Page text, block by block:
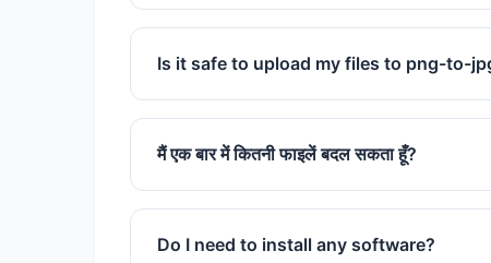
हालांकि JPG एक लॉस फॉर्मेट है, हम यह सुनिश्चित
करते हैं कि आपकी इमेज स्पष्ट बनी रहे।
Is it safe to upload my files to png-to-
Absolutely. We use SSL encryption
मैं एक बार में कितनी फाइलें बदल सकता हूँ?
आप एक ही बैच में एक साथ 20 PNG फाइलों तक
Do I need to install any software?